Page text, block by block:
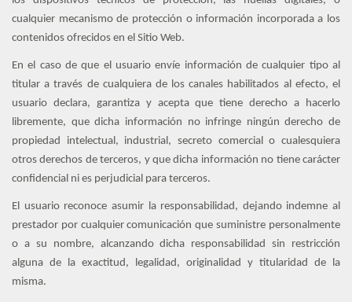
cualquier mecanismo de protección o información incorporada a los
contenidos ofrecidos en el Sitio Web.
En el caso de que el usuario envíe información de cualquier tipo al
titular a través de cualquiera de los canales habilitados al efecto, el
usuario declara, garantiza y acepta que tiene derecho a hacerlo
libremente, que dicha información no infringe ningún derecho de
propiedad intelectual, industrial, secreto comercial o cualesquiera
otros derechos de terceros, y que dicha información no tiene carácter
confidencial ni es perjudicial para terceros.
El usuario reconoce asumir la responsabilidad, dejando indemne al
prestador por cualquier comunicación que suministre personalmente
o a su nombre, alcanzando dicha responsabilidad sin restricción
alguna de la exactitud, legalidad, originalidad y titularidad de la
misma.